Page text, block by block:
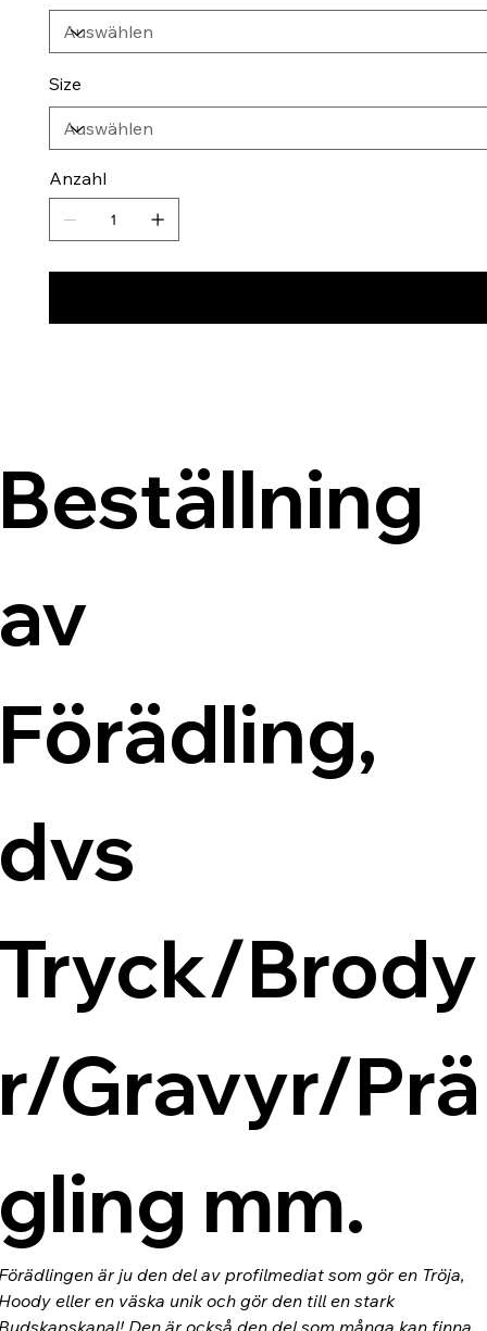
Size
Anzahl
Brody
Gravyr/Prä
mm.
är ju den del av profilmediat som gör en Tröja,
eller en väska unik och gör den till en stark
Den är också den del som många kan finna